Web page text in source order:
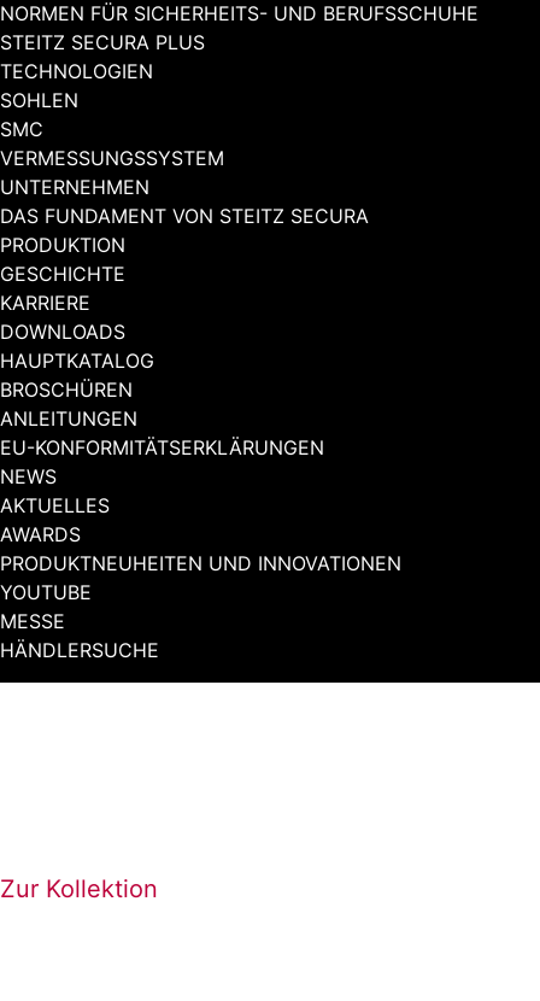
NORMEN FÜR SICHERHEITS- UND BERUFSSCHUHE
STEITZ SECURA PLUS
TECHNOLOGIEN
SOHLEN
SMC
VERMESSUNGSSYSTEM
UNTERNEHMEN
DAS FUNDAMENT VON STEITZ SECURA
PRODUKTION
GESCHICHTE
KARRIERE
DOWNLOADS
HAUPTKATALOG
BROSCHÜREN
ANLEITUNGEN
EU-KONFORMITÄTSERKLÄRUNGEN
NEWS
AKTUELLES
AWARDS
PRODUKTNEUHEITEN UND INNOVATIONEN
YOUTUBE
MESSE
HÄNDLERSUCHE
Zur Kollektion